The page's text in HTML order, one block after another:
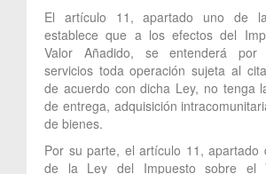
El artículo 11, apartado uno de
establece que a los efectos del
Valor Añadido, se entenderá por
servicios toda operación sujeta al
de acuerdo con dicha Ley, no tenga
de entrega, adquisición
de bienes.
Por su parte, el artículo 11, apartado
de la Ley del Impuesto sobre el